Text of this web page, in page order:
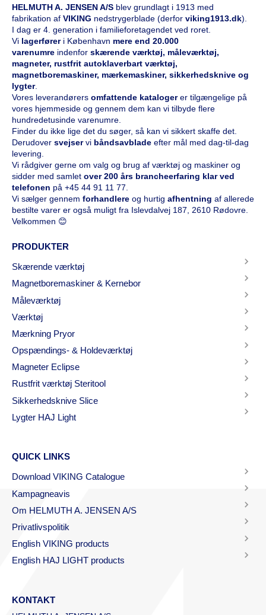
HELMUTH A. JENSEN A/S blev grundlagt i 1913 med
fabrikation af VIKING nedstrygerblade (derfor viking1913.dk).
I dag er 4. generation i familieforetagendet ved roret.
Vi lagerfører i København mere end 20.000
varenumre indenfor skærende værktøj, måleværktøj,
magneter, rustfrit autoklaverbart værktøj,
magnetboremaskiner, mærkemaskiner, sikkerhedsknive og
lygter.
Vores leverandørers omfattende katalogerer tilgængelige på
vores hjemmeside og gennem dem kan vi tilbyde flere
hundredetusinde varenumre.
Finder du ikke lige det du søger, så kan vi sikkert skaffe det.
Derudover svejservi båndsavblade efter mål med dag-til-dag
levering.
Vi rådgiver gerne om valg og brug af værktøj og maskiner og
sidder med samlet over 200 års brancheerfaring klar ved
telefonen på +45 44 91 11 77
Vi sælger gennem forhandlere og hurtig afhentning af allerede
bestilte varer er også muligt fra Islevdalvej 187, 2610 Rødovre.
Velkommen 😊
PRODUKTER
Skærende værktøj
Magnetboremaskiner & Kernebor
Måleværktøj
Værktøj
Mærkning Pryor
Opspændings- & Holdeværktøj
Magneter Eclipse
Rustfrit værktøj Steritool
Sikkerhedsknive Slice
Lygter HAJ Light
QUICK LINKS
Download VIKING Catalogue
Kampagneavis
Om HELMUTH A. JENSEN A/S
Privatlivspolitik
English VIKING products
English HAJ LIGHT products
KONTAKT